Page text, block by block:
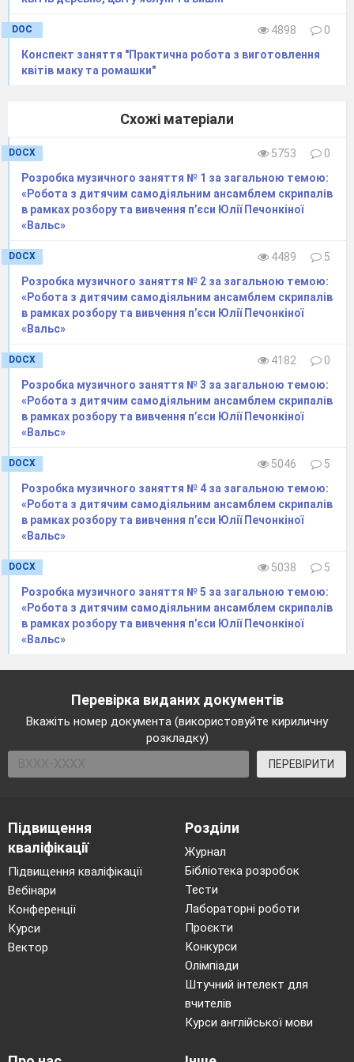
Кошовий
Козак-писар
(Козаки сидять за столом та пишуть
. Добрий день, люди добрі!
Кошовий.Гей побратиме, а хто це до нас
наСічзабрів?
Козак-писар
чолов'яга прийшов у козаки проситися!
. А нумо, підійди, підійди
ближче, чоловіче! Не бійся! Так! Звідкіля ти
такий? Розкажи нам.
Парубок
Довго добирався, йшов пішки,
плив човном
через пороги Дніпра.
Кошовий. Ну добре, добре.
У бога віриш?
. А ну перехрестись! (парубок
хреститься). А горілку п`єш?
Парубок. П'ю.
Кошовий
степу!
Парубок. Та вільний хоч мав пута у
подобі жінки.
Кошовий
побралися, бо вона борщ невмієварити. Як
можна з такою жити?
Кошовий. О, то ти справжній козак!
(плескає козака по плечу). Запиши його
Як кличуть тебе хлопче?
Кошовий
козак Борщ! чіпляють на груди запис.
Ройовий:
Так
дійсно, наші хлопці добре знають
умови прийому на Січ.
1. Знання української мови.
2. Бути православним і знати Біблію.
3. Вміло володіти зброєю.
4. Бути неодруженим.
DOC 4898
0
Конспект заняття "Практична робота з виготовлення
квітів маку та ромашки"
Схожі матеріали
DOCX 5753
0
Розробка музичного заняття № 1 за загальною темою:
«Робота з дитячим самодіяльним ансамблем скрипалів
в рамках розбору та вивчення п’єси Юлії Печонкіної
«Вальс»
DOCX 4489
5
Розробка музичного заняття № 2 за загальною темою:
«Робота з дитячим самодіяльним ансамблем скрипалів
в рамках розбору та вивчення п’єси Юлії Печонкіної
«Вальс»
DOCX 4182
0
Розробка музичного заняття № 3 за загальною темою:
«Робота з дитячим самодіяльним ансамблем скрипалів
в рамках розбору та вивчення п’єси Юлії Печонкіної
«Вальс»
DOCX 5046
5
Розробка музичного заняття № 4 за загальною темою:
«Робота з дитячим самодіяльним ансамблем скрипалів
в рамках розбору та вивчення п’єси Юлії Печонкіної
«Вальс»
DOCX 5038
5
Розробка музичного заняття № 5 за загальною темою:
«Робота з дитячим самодіяльним ансамблем скрипалів
в рамках розбору та вивчення п’єси Юлії Печонкіної
«Вальс»
Перевірка виданих документів
Вкажіть номер документа (використовуйте кириличну
розкладку)
ПЕРЕВІРИТИ
Підвищення
кваліфікації
Підвищення кваліфікації
Вебінари
Конференції
Курси
Вектор
Розділи
Журнал
Бібліотека розробок
Тести
Лабораторні роботи
Проєкти
Конкурси
Олімпіади
Штучний інтелект для
вчителів
Курси англійської мови